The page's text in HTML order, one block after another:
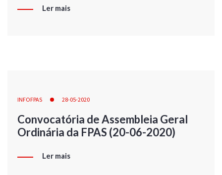
Ler mais
INFOFPAS 28-05-2020
Convocatória de Assembleia Geral
Ordinária da FPAS (20-06-2020)
Ler mais